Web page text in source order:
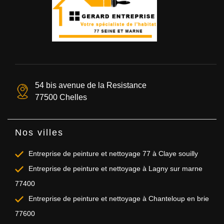
54 bis avenue de la Resistance
77500 Chelles
Nos villes
Entreprise de peinture et nettoyage 77 à Claye souilly
Entreprise de peinture et nettoyage à Lagny sur marne
77400
Entreprise de peinture et nettoyage à Chanteloup en brie
77600